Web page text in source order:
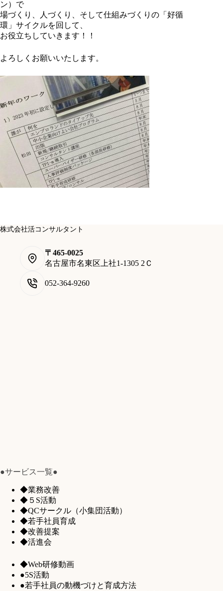
ン）で
場づくり、人づくり、そして仕組みづくりの「好循
環」サイクルを回して、
お役立ちしていきます！！
よろしくお願いいたします。
株式会社活コンサルタント
〒465-0025
名古屋市名東区上社1-1305 2Ｃ
052-364-9260
●サービス一覧●
◆業務改善
◆５S活動
◆QCサークル（小集団活動）
◆若手社員育成
◆改善提案
◆活進会
◆Web研修動画
●5S活動
●若手社員の動機づけと育成方法